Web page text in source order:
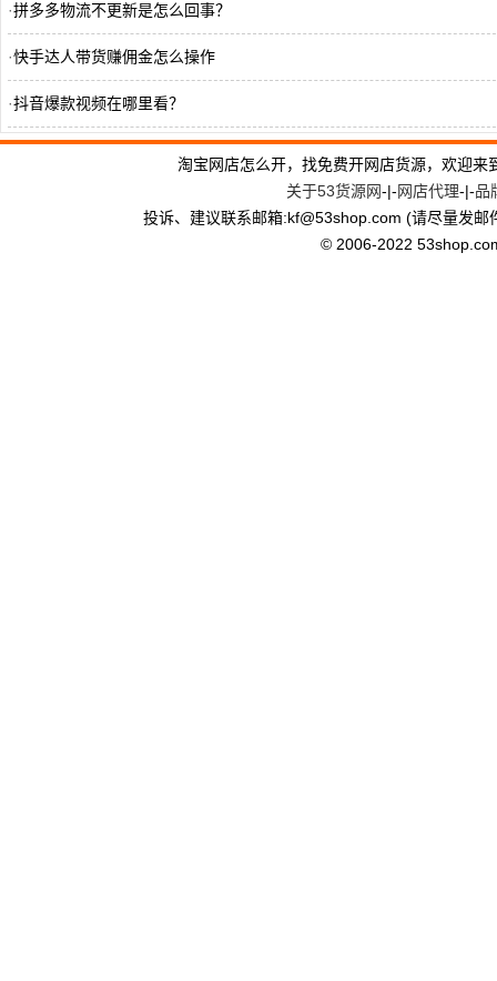
·拼多多物流不更新是怎么回事？
·快手达人带货赚佣金怎么操作
·抖音爆款视频在哪里看？
·快手永久封号了,怎么注销账号呢
淘宝网店怎么开，找免费开网店货源，欢迎
关于53货源网-|-网店代理-|-品
投诉、建议联系邮箱:kf@53shop.com (请尽量发
© 2006-2022